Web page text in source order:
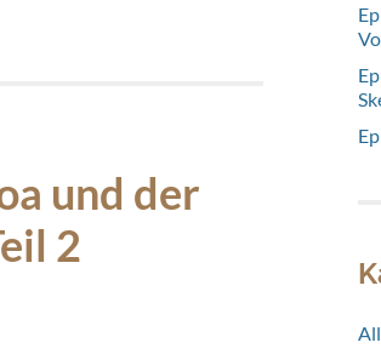
und der
2